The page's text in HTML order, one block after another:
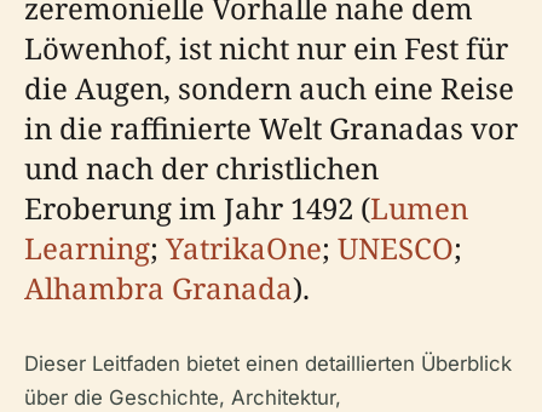
Löwenhof, ist nicht nur ein Fest für
die Augen, sondern auch eine Reise
in die raffinierte Welt Granadas vor
und nach der christlichen
Eroberung im Jahr 1492 (Lumen
Learning; YatrikaOne; UNESCO;
Alhambra Granada).
Dieser Leitfaden bietet einen detaillierten Überblick
über die Geschichte, Architektur,